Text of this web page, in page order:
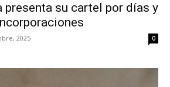
presenta su cartel por días y
2025 0